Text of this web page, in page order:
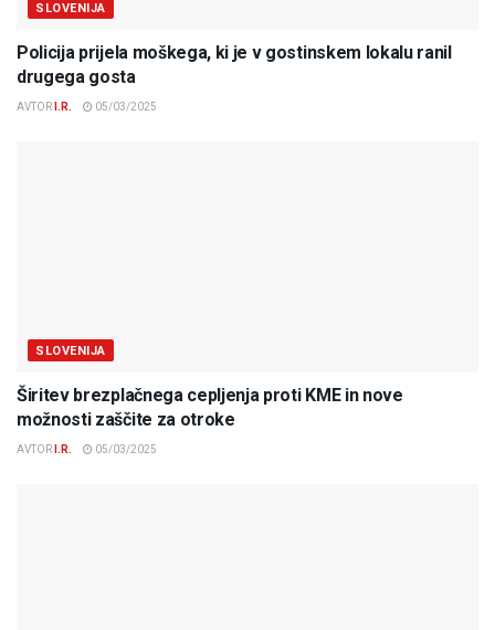
SLOVENIJA
Policija prijela moškega, ki je v gostinskem lokalu ranil
drugega gosta
AVTOR I.R. 05/03/2025
SLOVENIJA
Širitev brezplačnega cepljenja proti KME in nove
možnosti zaščite za otroke
AVTOR I.R. 05/03/2025